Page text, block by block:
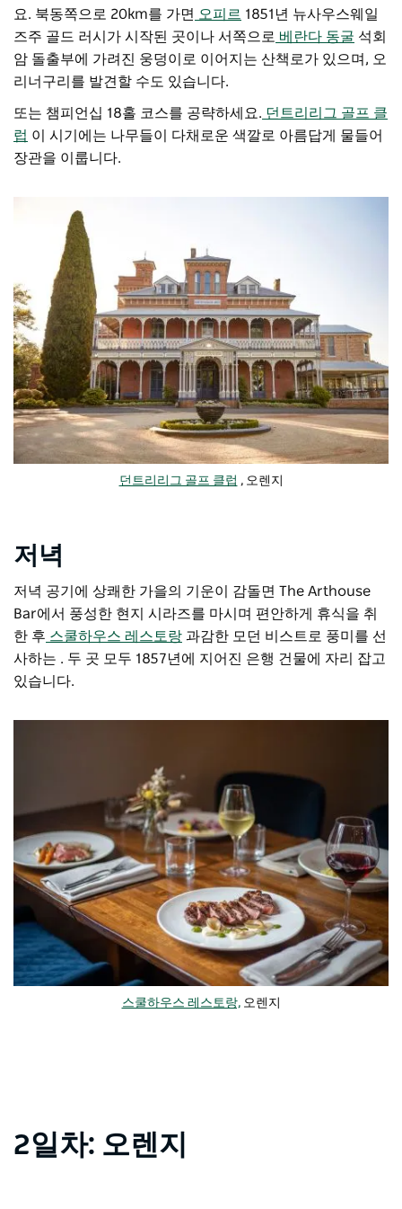
요. 북동쪽으로 20km를 가면 오피르 1851년 뉴사우스웨일
즈주 골드 러시가 시작된 곳이나 서쪽으로 베란다 동굴 석회
암 돌출부에 가려진 웅덩이로 이어지는 산책로가 있으며, 오
리너구리를 발견할 수도 있습니다.
또는 챔피언십 18홀 코스를 공략하세요. 던트리리그 골프 클
럽 이 시기에는 나무들이 다채로운 색깔로 아름답게 물들어
장관을 이룹니다.
던트리리그 골프 클럽 , 오렌지
저녁
저녁 공기에 상쾌한 가을의 기운이 감돌면 The Arthouse
Bar에서 풍성한 현지 시라즈를 마시며 편안하게 휴식을 취
한 후 스쿨하우스 레스토랑 과감한 모던 비스트로 풍미를 선
사하는 . 두 곳 모두 1857년에 지어진 은행 건물에 자리 잡고
있습니다.
스쿨하우스 레스토랑,오렌지
2일차: 오렌지